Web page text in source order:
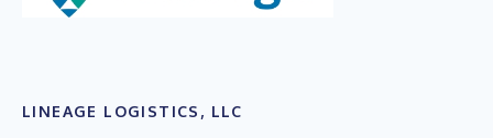
LINEAGE LOGISTICS, LLC